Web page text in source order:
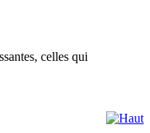
celles qui